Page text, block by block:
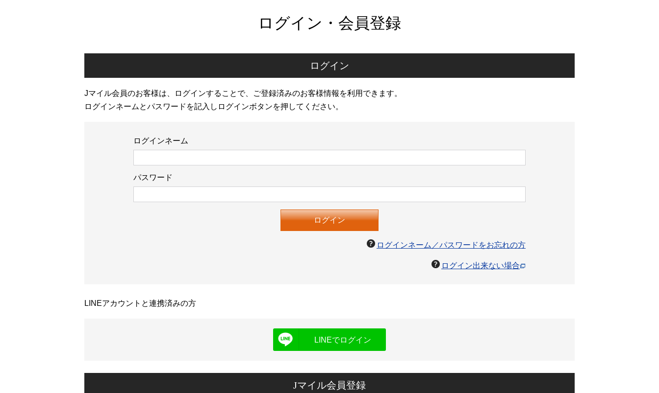
ログイン・会員登録
ログイン
Jマイル会員のお客様は、ログインすることで、ご登録済みのお客様情報を利用できます。
ログインネームとパスワードを記入しログインボタンを押してください。
ログインネーム
パスワード
ログインネーム／パスワードをお忘れの方
ログイン出来ない場合
LINEアカウントと連携済みの方
LINEでログイン
Jマイル会員登録